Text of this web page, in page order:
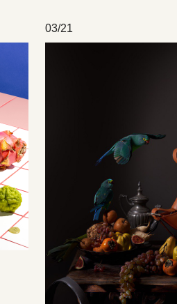
03/21